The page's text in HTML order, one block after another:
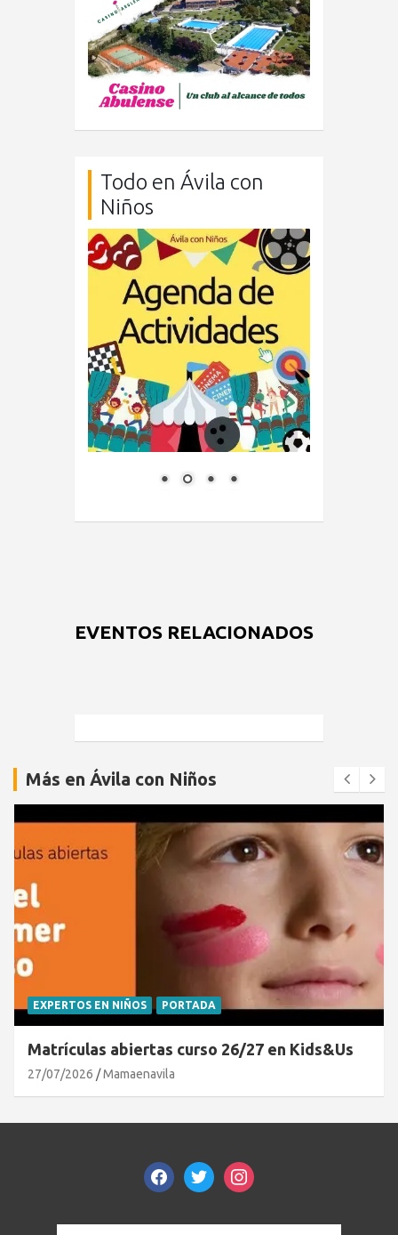
Todo en Ávila con
Niños
EVENTOS RELACIONADOS
Más en Ávila con Niños
EXPERTOS EN NIÑOS PORTADA
Matrículas abiertas curso 26/27 en Kids&Us
27/07/2026 Mamaenavila
facebooktwitterinstagram